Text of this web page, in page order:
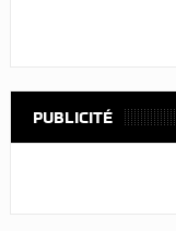
PUBLICITÉ